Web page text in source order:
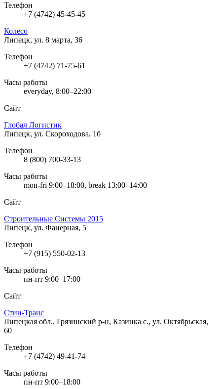
Телефон
+7 (4742) 45-45-45
Колесо
Липецк, ул. 8 марта, 36
Телефон
+7 (4742) 71-75-61
Часы работы
everyday, 8:00–22:00
Сайт
Глобал Логистик
Липецк, ул. Скороходова, 1б
Телефон
8 (800) 700-33-13
Часы работы
mon-fri 9:00–18:00, break 13:00–14:00
Сайт
Строительные Системы 2015
Липецк, ул. Фанерная, 5
Телефон
+7 (915) 550-02-13
Часы работы
пн-пт 9:00–17:00
Сайт
Стин-Транс
Липецкая обл., Грязинский р-н, Казинка с., ул. Октябрьская,
60
Телефон
+7 (4742) 49-41-74
Часы работы
пн-пт 9:00–18:00